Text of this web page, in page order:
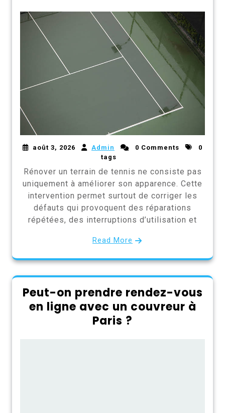
août 3, 2026 Admin 0 Comments
0
tags
Rénover un terrain de tennis ne consiste pas
uniquement à améliorer son apparence. Cette
intervention permet surtout de corriger les
défauts qui provoquent des réparations
répétées, des interruptions d’utilisation et
Read More
Peut-on prendre rendez-vous
en ligne avec un couvreur à
Paris ?